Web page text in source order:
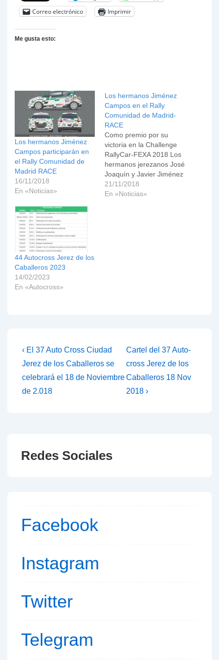
Correo electrónico
Imprimir
Me gusta esto:
Los hermanos Jiménez
Campos participarán en
el Rally Comunidad de
Madrid RACE
16/11/2018
En «Noticias»
Los hermanos Jiménez
Campos en el Rally
Comunidad de Madrid-
RACE
Como premio por su
victoria en la Challenge
RallyCar-FEXA 2018 Los
hermanos jerezanos José
Joaquín y Javier Jiménez
Campos del Motor Club
Jerez de los Caballeros,
21/11/2018
En «Noticias»
44 Autocross Jerez de los
Caballeros 2023
14/02/2023
En «Autocross»
Navegación
de
entradas
La
entrada
anterior
es
‹ El 37 Auto Cross Ciudad
Jerez de los Caballeros se
celebrará el 18 de Noviembre
de 2.018
La
entrada
siguiente
es
Cartel del 37 Auto-
cross Jerez de los
Caballeros 18 Nov
2018 ›
Redes Sociales
Facebook
Instagram
Twitter
Telegram